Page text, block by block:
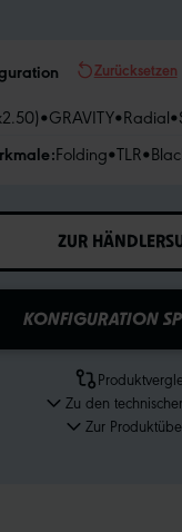
Zurücksetzen
•GRAVITY•Radial•
Folding•TLR•
ZUR
KONFIGURATION
Zu den
Zur